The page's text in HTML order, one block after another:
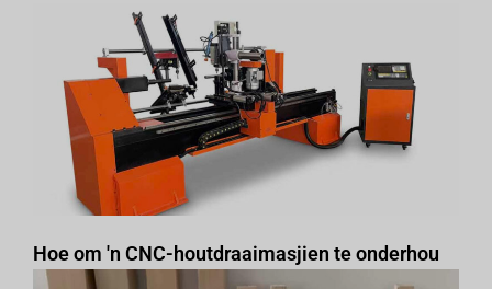
Hoe om 'n CNC-houtdraaimasjien te onderhou